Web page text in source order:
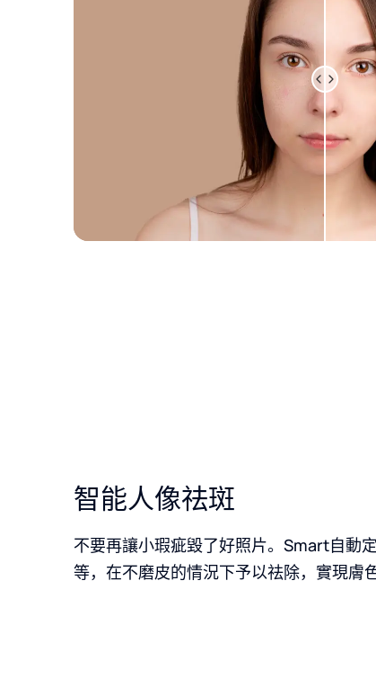
智能人像祛斑
不要再讓小瑕疵毀了好照片。Smart自動
等，在不磨皮的情況下予以祛除，實現膚